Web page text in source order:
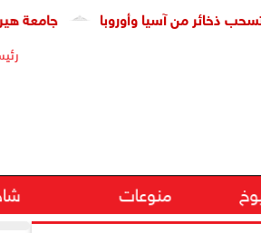
جامعة هيروشيما من آسيا وأوروبا
منوعات